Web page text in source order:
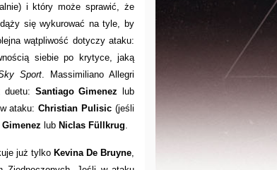
i który może sprawić, że
się wykurować na tyle, by
wątpliwość dotyczy ataku:
siebie po krytyce, jaką
Sport. Massimiliano Allegri
duetu: Santiago Gimenez lub
w ataku:Christian Pulisic (jeśli
lub Niclas Füllkrug
już tylko Kevina De Bruyne